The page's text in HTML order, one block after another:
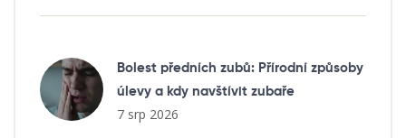
Bolest předních zubů: Přírodní způsoby
úlevy a kdy navštívit zubaře
7 srp 2026